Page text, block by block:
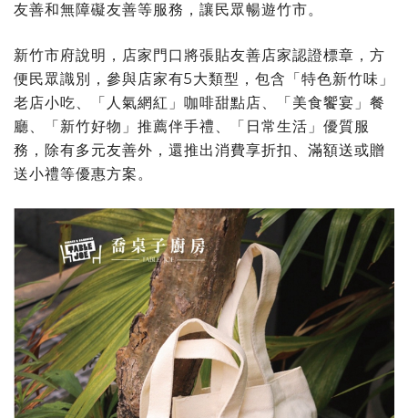
友善和無障礙友善等服務，讓民眾暢遊竹市。
新竹市府說明，店家門口將張貼友善店家認證標章，方
便民眾識別，參與店家有5大類型，包含「特色新竹味」
老店小吃、「人氣網紅」咖啡甜點店、「美食饗宴」餐
廳、「新竹好物」推薦伴手禮、「日常生活」優質服
務，除有多元友善外，還推出消費享折扣、滿額送或贈
送小禮等優惠方案。